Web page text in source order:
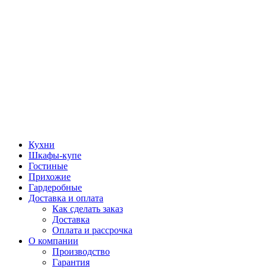
Кухни
Шкафы-купе
Гостиные
Прихожие
Гардеробные
Доставка и оплата
Как сделать заказ
Доставка
Оплата и рассрочка
О компании
Производство
Гарантия